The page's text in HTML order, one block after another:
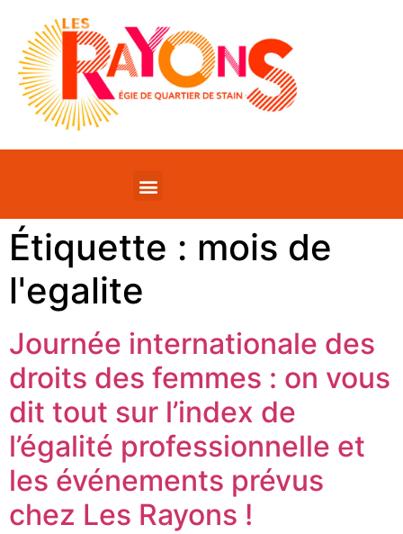
Étiquette : mois de
l'egalite
Journée internationale des
droits des femmes : on vous
dit tout sur l’index de
l’égalité professionnelle et
les événements prévus
chez Les Rayons !